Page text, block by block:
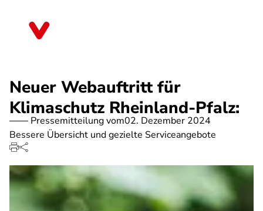
Neuer Webauftritt für
Klimaschutz Rheinland-Pfalz:
Pressemitteilung vom02. Dezember 2024
Bessere Übersicht und gezielte Serviceangebote